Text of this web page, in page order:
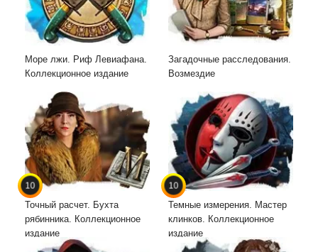
Море лжи. Риф Левиафана.
Коллекционное издание
Загадочные расследования.
Возмездие
10
Точный расчет. Бухта
рябинника. Коллекционное
издание
10
Темные измерения. Мастер
клинков. Коллекционное
издание